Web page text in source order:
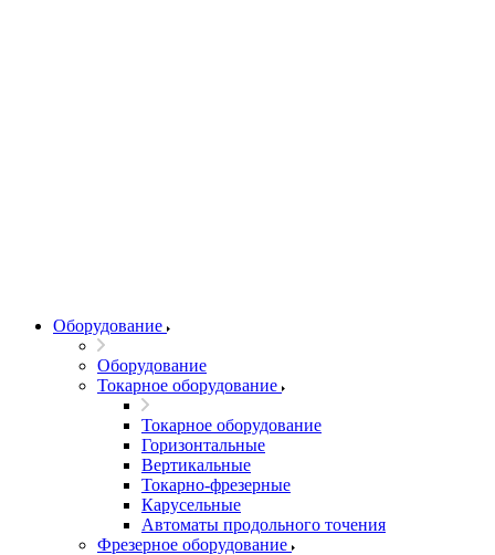
Оборудование
Оборудование
Токарное оборудование
Токарное оборудование
Горизонтальные
Вертикальные
Токарно-фрезерные
Карусельные
Автоматы продольного точения
Фрезерное оборудование